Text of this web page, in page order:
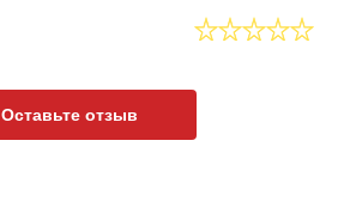
Оставьте отзыв